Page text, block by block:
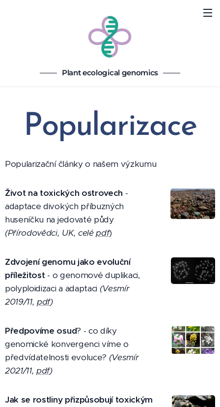
Plant ecological genomics
Popularizace
Popularizační články o našem výzkumu
Život na toxických ostrovech -
adaptace divokých příbuzných
huseníčku na jedovaté půdy
(Přírodovědci, UK, celépdf)
Zdvojení genomu jako evoluční
příležitost- o genomové duplikaci,
polyploidizaci a adaptaci (Vesmír
2019/11,pdf)
Předpovíme osud? - co díky
genomické konvergenci víme o
předvídatelnosti evoluce? (Vesmír
2021/11,pdf)
Jak se rostliny přizpůsobují toxickým